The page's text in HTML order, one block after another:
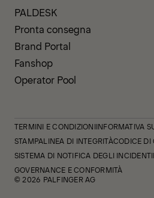
PALDESK
Pronta consegna
Brand Portal
Fanshop
Operator Pool
TERMINI E CONDIZIONIINFORMATIVA
STAMPALINEA DI INTEGRITÀCODICE DI
SISTEMA DI NOTIFICA DEGLI INCIDENTI
GOVERNANCE E CONFORMITÀ
© 2026 PALFINGER AG